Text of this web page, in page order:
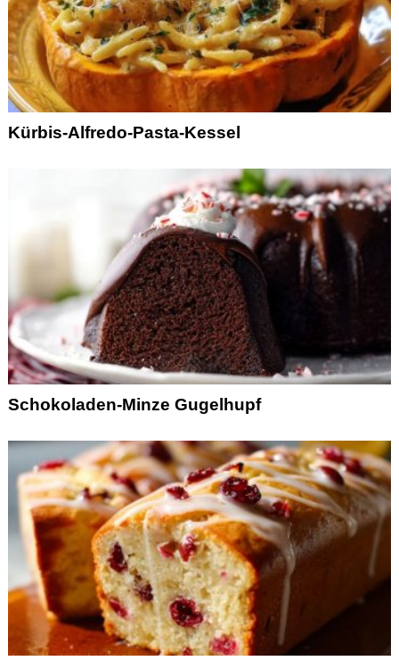
Kürbis-Alfredo-Pasta-Kessel
Schokoladen-Minze Gugelhupf